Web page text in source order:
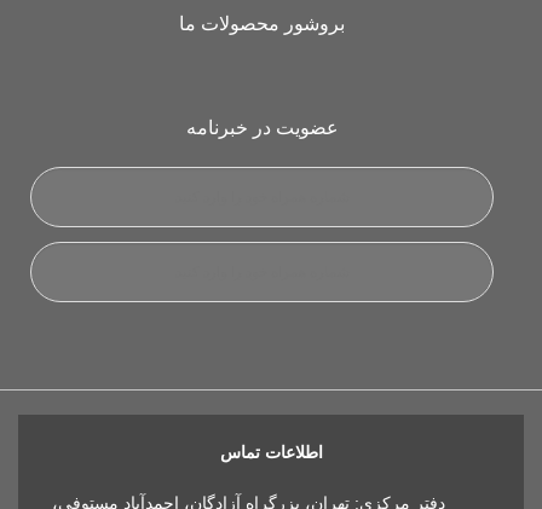
بروشور محصولات ما
عضویت در خبرنامه
اطلاعات تماس
دفتر مرکزی: تهران، بزرگراه آزادگان، احمدآباد مستوفی،